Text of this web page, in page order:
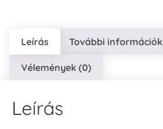
Leírás További információk
Vélemények (0)
Leírás